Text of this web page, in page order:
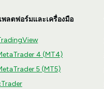
พลตฟอร์มและเครื่องมือ
4 (MT4)
5 (MT5)